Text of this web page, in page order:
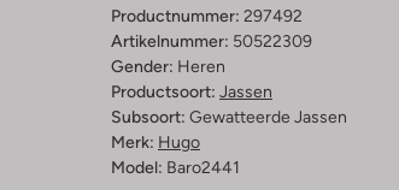
Productnummer: 297492
Artikelnummer: 50522309
Gender: Heren
Productsoort: Jassen
Subsoort: Gewatteerde Jassen
Merk: Hugo
Model: Baro2441